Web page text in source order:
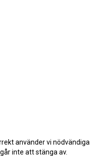
använder vi nödvändiga
inte att stänga av.